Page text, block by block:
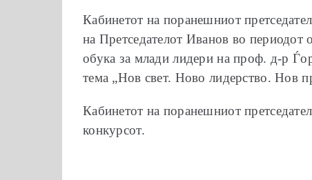
Кабинетот на поранешниот
на Претседателот Иванов во периодот
обука за млади лидери на проф. д-р
тема „Нов свет. Ново лидерство. Нов
Кабинетот на поранешниот
конкурсот.